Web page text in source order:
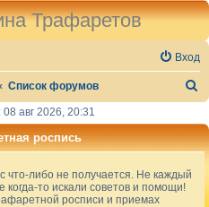
Трафаретов
Вход
Список форумов
с
авг 2026, 20:31
роспись
что-либо не получается. Не каждый
когда-то искали советов и помощи!
росписи и приемах